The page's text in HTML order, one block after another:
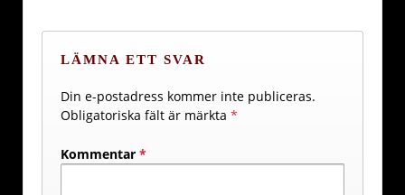
LÄMNA ETT SVAR
Din e-postadress kommer inte publiceras.
Obligatoriska fält är märkta *
Kommentar *